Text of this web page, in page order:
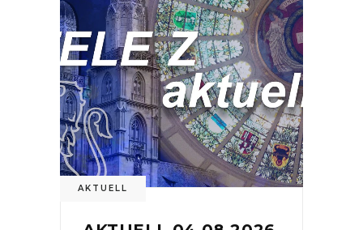
AKTUELL